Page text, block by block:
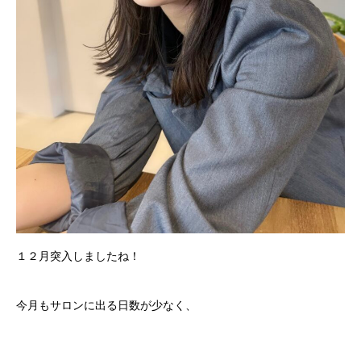
１２月突入しましたね！
今月もサロンに出る日数が少なく、